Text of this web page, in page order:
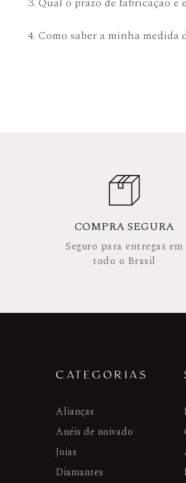
4. Como saber a minha
COMPRA SEGURA
Seguro para entregas em
todo o Brasil
CATEGORIAS
Alianças
Anéis de noivado
Joias
Diamantes